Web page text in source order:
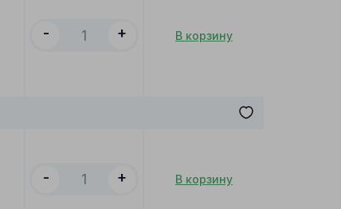
- + В корзину
- + В корзину